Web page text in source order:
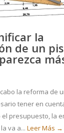
la
de un
la reforma de
tener en
presupuesto, la
va a... Leer Más →